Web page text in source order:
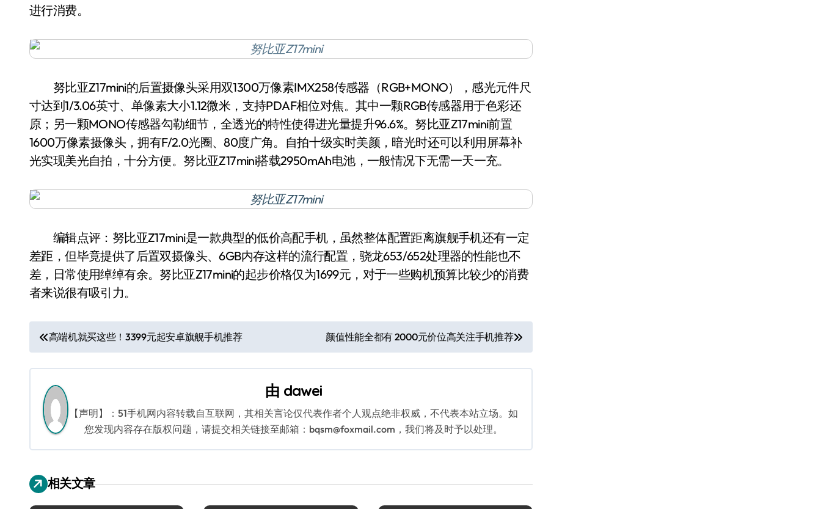
进行消费。
努比亚Z17mini的后置摄像头采用双1300万像素IMX258传感器（RGB+MONO），感光元件尺
寸达到1/3.06英寸、单像素大小1.12微米，支持PDAF相位对焦。其中一颗RGB传感器用于色彩还
原；另一颗MONO传感器勾勒细节，全透光的特性使得进光量提升96.6%。努比亚Z17mini前置
1600万像素摄像头，拥有F/2.0光圈、80度广角。自拍十级实时美颜，暗光时还可以利用屏幕补
光实现美光自拍，十分方便。努比亚Z17mini搭载2950mAh电池，一般情况下无需一天一充。
编辑点评：努比亚Z17mini是一款典型的低价高配手机，虽然整体配置距离旗舰手机还有一定
差距，但毕竟提供了后置双摄像头、6GB内存这样的流行配置，骁龙653/652处理器的性能也不
差，日常使用绰绰有余。努比亚Z17mini的起步价格仅为1699元，对于一些购机预算比较少的消费
者来说很有吸引力。
文
章
航
高端机就买这些！3399元起安卓旗舰手机推荐 颜值性能全都有 2000元价位高关注手机推荐
由 dawei
【声明】：51手机网内容转载自互联网，其相关言论仅代表作者个人观点绝非权威，不代表本站立场。如
您发现内容存在版权问题，请提交相关链接至邮箱：bqsm@foxmail.com，我们将及时予以处理。
相关文章